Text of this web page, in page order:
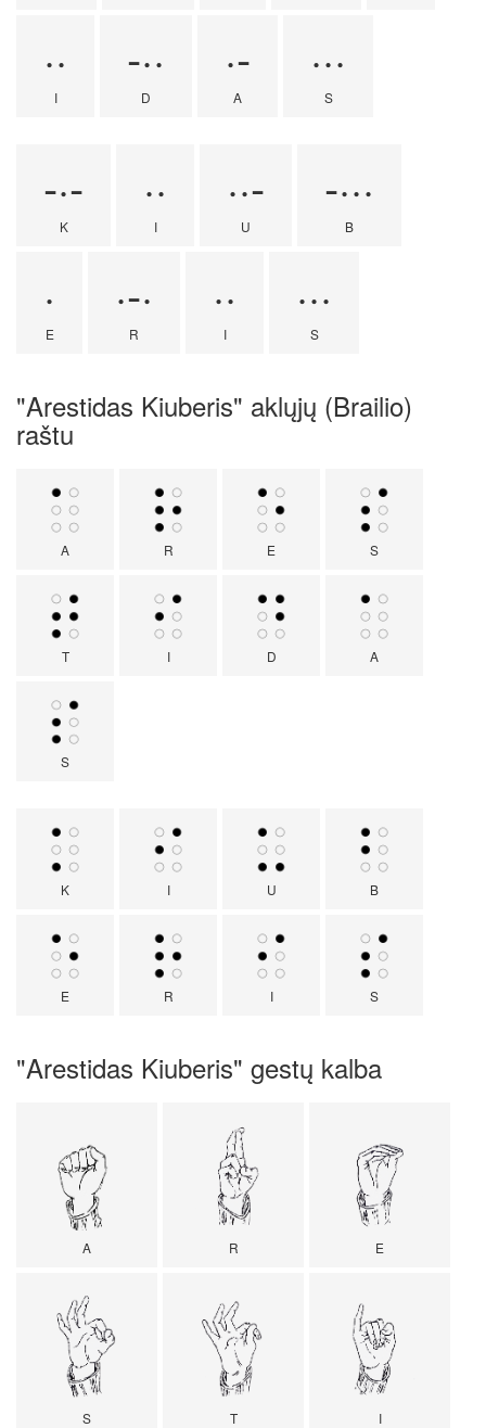
··
I
-··
D
·-
A
···
S
-·-
K
··
I
··-
U
-···
B
·
E
·-·
R
··
I
···
S
"Arestidas Kiuberis" aklųjų (Brailio)
raštu
A R E S
T I D A
S
K I U B
E R I S
"Arestidas Kiuberis" gestų kalba
A R E
S T I